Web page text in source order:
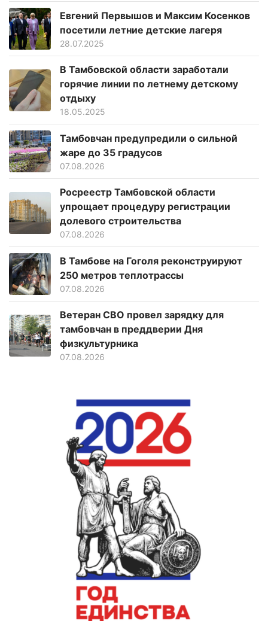
Евгений Первышов и Максим Косенков
посетили летние детские лагеря
28.07.2025
В Тамбовской области заработали
горячие линии по летнему детскому
отдыху
18.05.2025
Тамбовчан предупредили о сильной
жаре до 35 градусов
07.08.2026
Росреестр Тамбовской области
упрощает процедуру регистрации
долевого строительства
07.08.2026
В Тамбове на Гоголя реконструируют
250 метров теплотрассы
07.08.2026
Ветеран СВО провел зарядку для
тамбовчан в преддверии Дня
физкультурника
07.08.2026